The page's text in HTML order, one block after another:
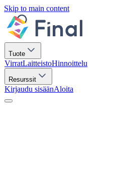
Skip to main content
Tuote
VirratLaitteistoHinnoittelu
Resurssit
Kirjaudu sisäänAloita